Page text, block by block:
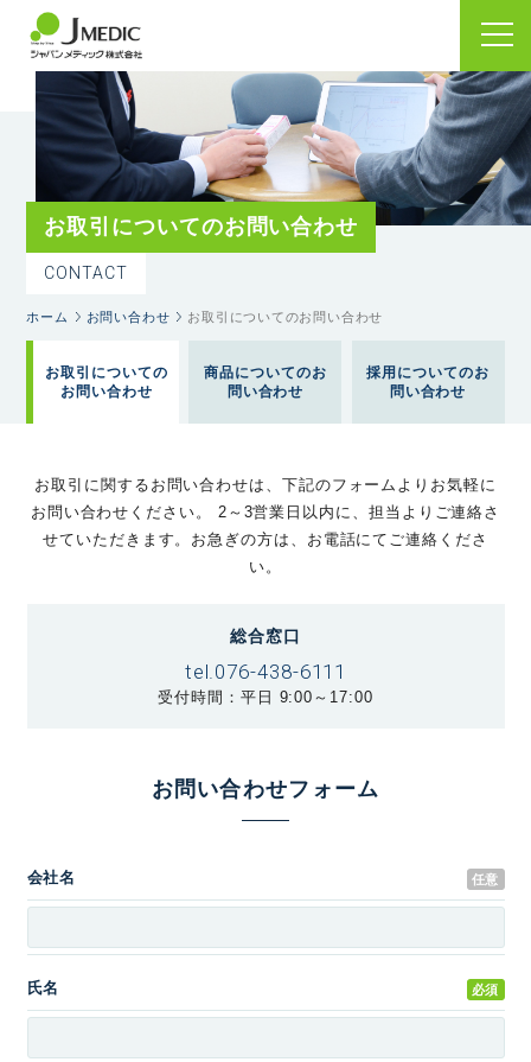
お取引についてのお問い合わせ
CONTACT
ホーム お問い合わせ お取引についてのお問い合わせ
お取引についての
お問い合わせ
商品についてのお
問い合わせ
採用についてのお
問い合わせ
お取引に関するお問い合わせは、下記のフォームよりお気軽に
お問い合わせください。
2～3営業日以内に、担当よりご連絡さ
せていただきます。お急ぎの方は、お電話にてご連絡くださ
い。
総合窓口
tel.076-438-6111
受付時間：平日 9:00～17:00
お問い合わせフォーム
会社名 任意
氏名 必須